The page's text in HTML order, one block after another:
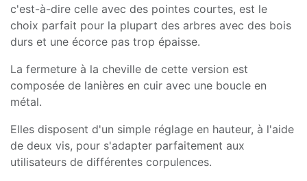
c'est-à-dire celle avec des pointes courtes, est le
choix parfait pour la plupart des arbres avec des bois
durs et une écorce pas trop épaisse.
La fermeture à la cheville de cette version est
composée de lanières en cuir avec une boucle en
métal.
Elles disposent d'un simple réglage en hauteur, à l'aide
de deux vis, pour s'adapter parfaitement aux
utilisateurs de différentes corpulences.